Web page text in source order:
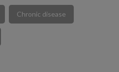
Chronic disease